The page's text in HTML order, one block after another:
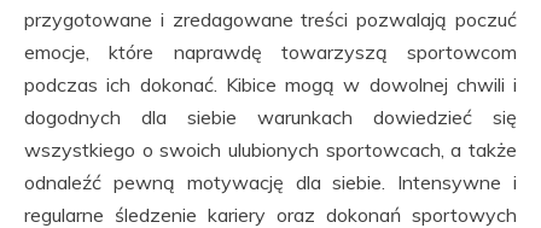
przygotowane i zredagowane treści pozwalają poczuć
emocje, które naprawdę towarzyszą sportowcom
podczas ich dokonać. Kibice mogą w dowolnej chwili i
dogodnych dla siebie warunkach dowiedzieć się
wszystkiego o swoich ulubionych sportowcach, a także
odnaleźć pewną motywację dla siebie. Intensywne i
regularne śledzenie kariery oraz dokonań sportowych